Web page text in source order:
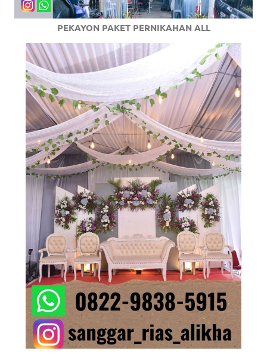
PEKAYON PAKET PERNIKAHAN ALL